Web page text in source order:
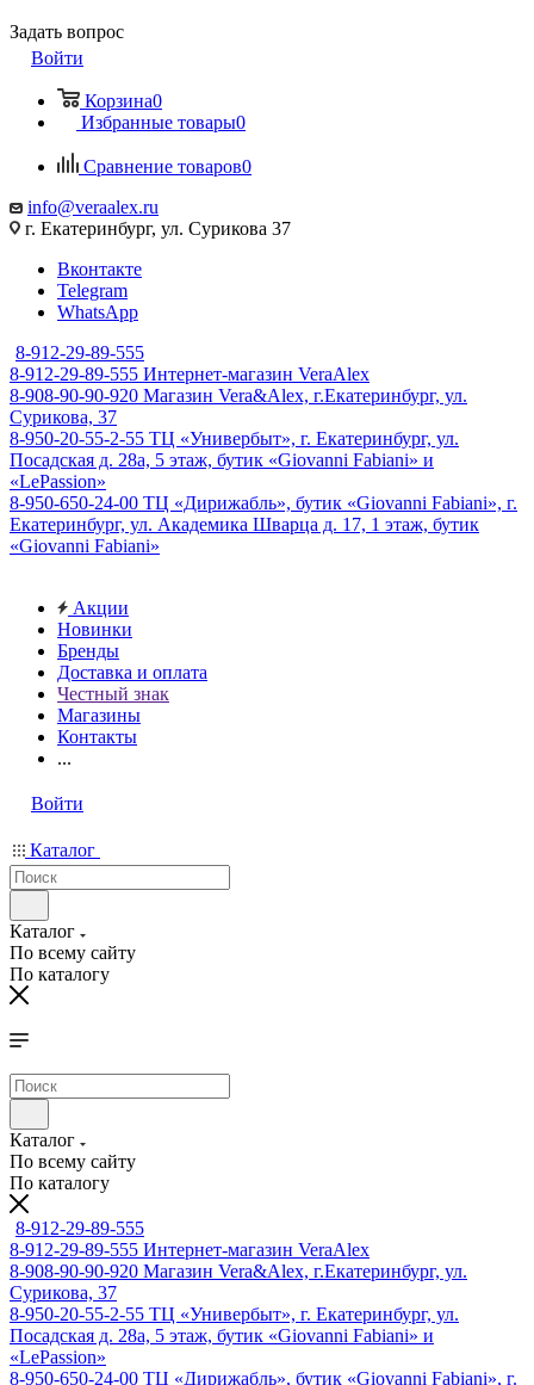
Задать вопрос
Войти
Корзина0
Избранные товары0
Сравнение товаров0
info@veraalex.ru
г. Екатеринбург, ул. Сурикова 37
Вконтакте
Telegram
WhatsApp
8-912-29-89-555
8-912-29-89-555 Интернет-магазин VeraAlex
8-908-90-90-920 Магазин Vera&Alex, г.Екатеринбург, ул.
Сурикова, 37
8-950-20-55-2-55 ТЦ «Универбыт», г. Екатеринбург, ул.
Посадская д. 28а, 5 этаж, бутик «Giovanni Fabiani» и
«LePassion»
8-950-650-24-00 ТЦ «Дирижабль», бутик «Giovanni Fabiani», г.
Екатеринбург, ул. Академика Шварца д. 17, 1 этаж, бутик
«Giovanni Fabiani»
Акции
Новинки
Бренды
Доставка и оплата
Честный знак
Магазины
Контакты
...
Войти
Каталог
Каталог
По всему сайту
По каталогу
Каталог
По всему сайту
По каталогу
8-912-29-89-555
8-912-29-89-555 Интернет-магазин VeraAlex
8-908-90-90-920 Магазин Vera&Alex, г.Екатеринбург, ул.
Сурикова, 37
8-950-20-55-2-55 ТЦ «Универбыт», г. Екатеринбург, ул.
Посадская д. 28а, 5 этаж, бутик «Giovanni Fabiani» и
«LePassion»
8-950-650-24-00 ТЦ «Дирижабль», бутик «Giovanni Fabiani», г.